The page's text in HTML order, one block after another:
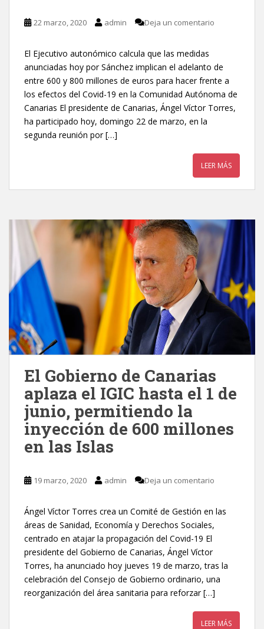
22 marzo, 2020 admin Deja un comentario
El Ejecutivo autonómico calcula que las medidas
anunciadas hoy por Sánchez implican el adelanto de
entre 600 y 800 millones de euros para hacer frente a
los efectos del Covid-19 en la Comunidad Autónoma de
Canarias El presidente de Canarias, Ángel Víctor Torres,
ha participado hoy, domingo 22 de marzo, en la
segunda reunión por […]
LEER MÁS
El Gobierno de Canarias
aplaza el IGIC hasta el 1 de
junio, permitiendo la
inyección de 600 millones
en las Islas
19 marzo, 2020 admin Deja un comentario
Ángel Víctor Torres crea un Comité de Gestión en las
áreas de Sanidad, Economía y Derechos Sociales,
centrado en atajar la propagación del Covid-19 El
presidente del Gobierno de Canarias, Ángel Víctor
Torres, ha anunciado hoy jueves 19 de marzo, tras la
celebración del Consejo de Gobierno ordinario, una
reorganización del área sanitaria para reforzar […]
LEER MÁS